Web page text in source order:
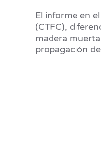
El informe en
(CTFC),
madera
propagación